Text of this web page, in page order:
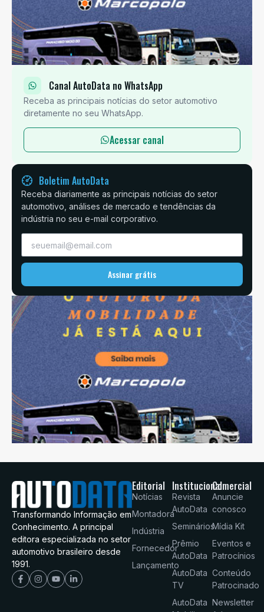
Canal AutoData no WhatsApp
Receba as principais notícias do setor automotivo
diretamente no seu WhatsApp.
Acessar canal
Boletim AutoData
Receba diariamente as principais notícias do setor
automotivo, análises de mercado e tendências da
indústria no seu e-mail corporativo.
Assinar grátis
Transformando Informação em
Conhecimento. A principal
editora especializada no setor
automotivo brasileiro desde
1991.
Editorial
Notícias
Montadora
Indústria
Fornecedor
Lançamento
Institucional
Revista
AutoData
Seminários
Prêmio
AutoData
AutoData
TV
AutoData
Comercial
Anuncie
conosco
Mídia Kit
Eventos e
Patrocínios
Conteúdo
Patrocinado
Newsletter